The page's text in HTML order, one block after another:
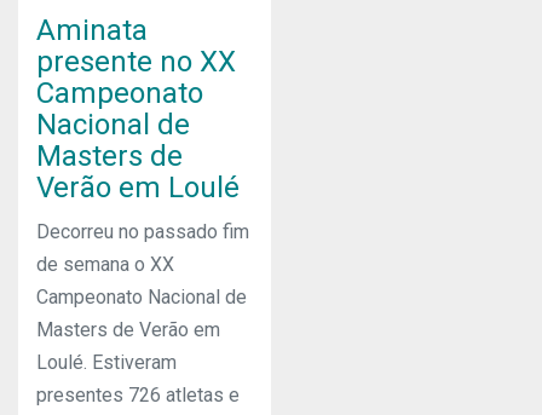
Aminata
presente no XX
Campeonato
Nacional de
Masters de
Verão em Loulé
Decorreu no passado fim
de semana o XX
Campeonato Nacional de
Masters de Verão em
Loulé. Estiveram
presentes 726 atletas e